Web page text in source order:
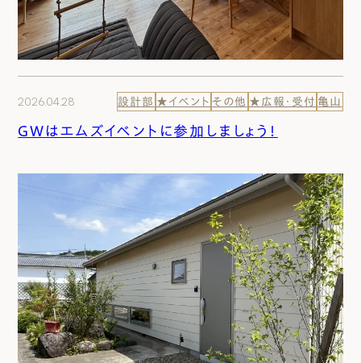
2026.04.28 設計部 ★イベント その他 ★広報・受付 亀山
GWはエムズイベントに参加しましょう！